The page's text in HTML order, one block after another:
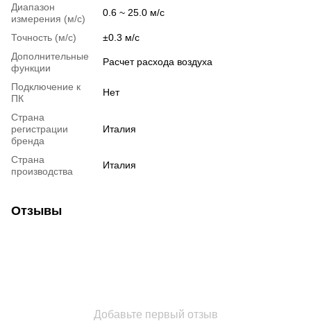
Диапазон
измерения (м/с)
0.6 ~ 25.0 м/с
Точность (м/с)
±0.3 м/с
Дополнительные
функции
Расчет расхода воздуха
Подключение к
ПК
Нет
Страна
регистрации
бренда
Италия
Страна
производства
Италия
Отзывы
Добавьте первый отзыв